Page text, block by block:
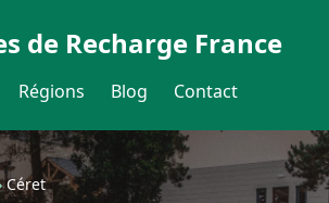
de Recharge France
Régions Blog Contact
Céret